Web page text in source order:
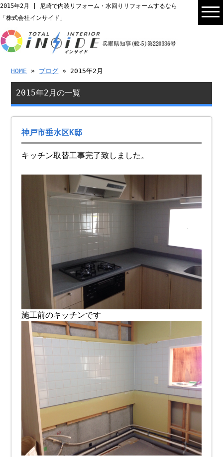
2015年2月 | 尼崎で内装リフォーム・水回りリフォームするなら
「株式会社インサイド」
HOME » ブログ » 2015年2月
2015年2月の一覧
神戸市垂水区K邸
キッチン取替工事完了致しました。
施工前のキッチンです